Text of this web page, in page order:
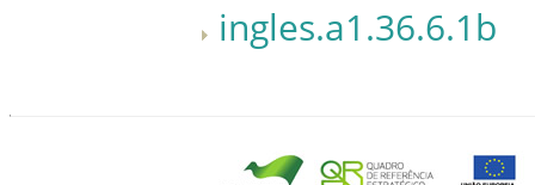
ingles.a1.36.6.1b